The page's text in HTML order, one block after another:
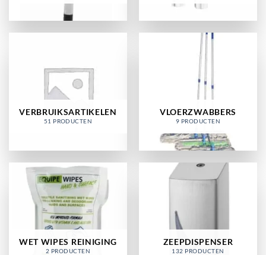
VERBRUIKSARTIKELEN
51 PRODUCTEN
VLOERZWABBERS
9 PRODUCTEN
WET WIPES REINIGING
2 PRODUCTEN
ZEEPDISPENSER
132 PRODUCTEN